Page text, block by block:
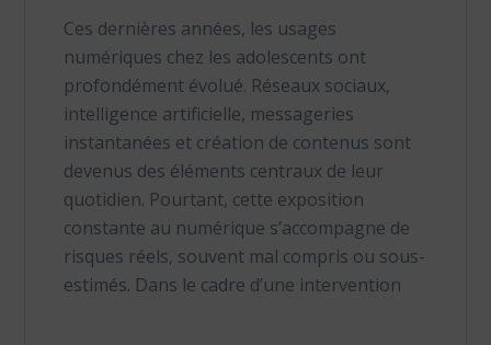
Ces dernières années, les usages
numériques chez les adolescents ont
profondément évolué. Réseaux sociaux,
intelligence artificielle, messageries
instantanées et création de contenus sont
devenus des éléments centraux de leur
quotidien. Pourtant, cette exposition
constante au numérique s’accompagne de
risques réels, souvent mal compris ou sous-
estimés. Dans le cadre d’une intervention